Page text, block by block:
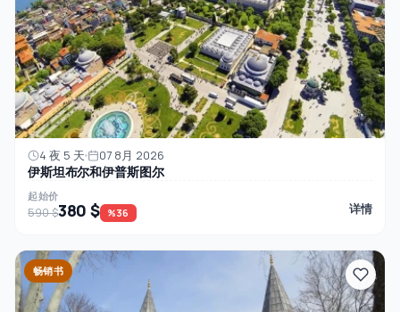
4 夜 5 天 07 8月 2026
伊斯坦布尔和伊普斯图尔
起始价
590 $380 $ %36 详情
畅销书